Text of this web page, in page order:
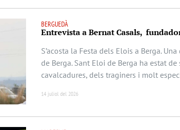
BERGUEDÀ
Entrevista a Bernat Casals,
S’acosta la Festa dels Elois a Berga.
de Berga. Sant Eloi de Berga ha estat
cavalcadures, dels traginers i molt
14 juliol del 2026